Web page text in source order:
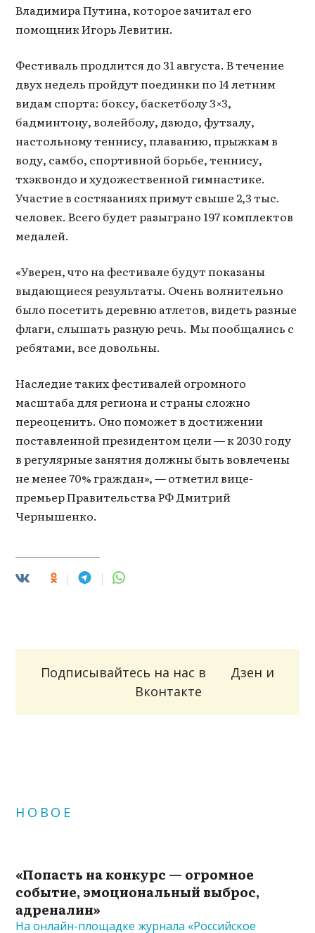
Владимира Путина, которое зачитал его
помощник Игорь Левитин.
Фестиваль продлится до 31 августа. В течение
двух недель пройдут поединки по 14 летним
видам спорта: боксу, баскетболу 3×3,
бадминтону, волейболу, дзюдо, футзалу,
настольному теннису, плаванию, прыжкам в
воду, самбо, спортивной борьбе, теннису,
тхэквондо и художественной гимнастике.
Участие в состязаниях примут свыше 2,3 тыс.
человек. Всего будет разыграно 197 комплектов
медалей.
«Уверен, что на фестивале будут показаны
выдающиеся результаты. Очень волнительно
было посетить деревню атлетов, видеть разные
флаги, слышать разную речь. Мы пообщались с
ребятами, все довольны.
Наследие таких фестивалей огромного
масштаба для региона и страны сложно
переоценить. Оно поможет в достижении
поставленной президентом цели — к 2030 году
в регулярные занятия должны быть вовлечены
не менее 70% граждан», — отметил вице-
премьер Правительства РФ Дмитрий
Чернышенко.
Подписывайтесь на нас в Дзен и
Вконтакте
НОВОЕ
«Попасть на конкурс — огромное
событие, эмоциональный выброс,
адреналин»
На онлайн-площадке журнала «Российское